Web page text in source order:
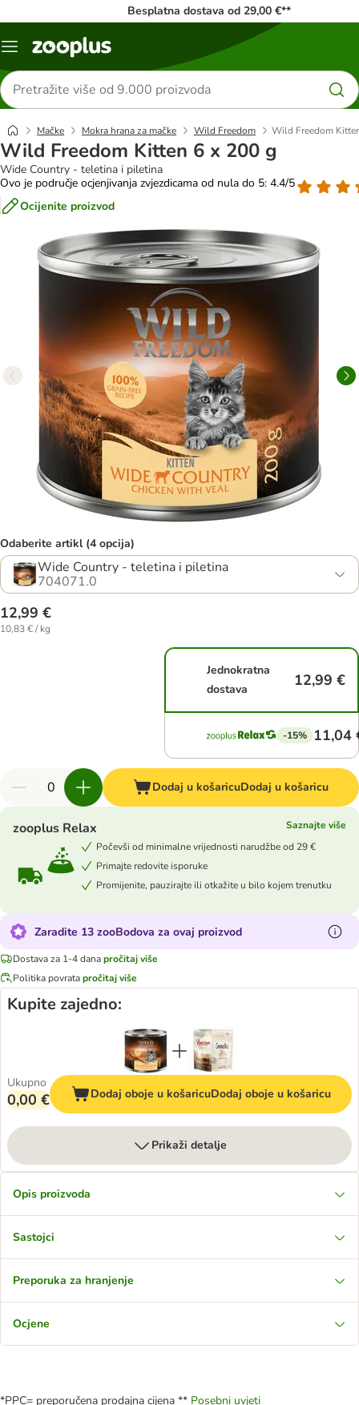
Besplatna dostava od 29,00 €**
Izbornik
Traži
proizvode
Mačke Mokra hrana za mačke Wild Freedom Wild Freedom
Wild Freedom Kitten 6 x 200 g
Wide Country - teletina i piletina
Ovo je područje ocjenjivanja zvjezdicama od nula do 5: 4.4/5
Ocijenite proizvod
Odaberite artikl (4 opcija)
Wide Country - teletina i piletina
704071.0
12,99 €
10,83 € / kg
Jednokratna
dostava
12,99 €
-15% 11,04
Dodaj u košaricuDodaj u košaricu
zooplus Relax
Saznajte više
Počevši od minimalne vrijednosti narudžbe od 29 €
Primajte redovite isporuke
Promijenite, pauzirajte ili otkažite u bilo kojem trenutku
Zaradite 13 zooBodova za ovaj proizvod
Dostava za 1-4 danapročitaj više
Politika povratapročitaj više
Kupite zajedno:
Ukupno
0,00 € Dodaj oboje u košaricuDodaj oboje u košaricu
Prikaži detalje
Opis proizvoda
Sastojci
Preporuka za hranjenje
Ocjene
*PPC= preporučena prodajna cijena ** Posebni uvjeti